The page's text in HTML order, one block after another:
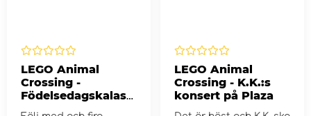
LEGO Animal
Crossing -
Födelsedagskalas
hos Julian
LEGO Animal
Crossing - K.K.:s
konsert på Plaza